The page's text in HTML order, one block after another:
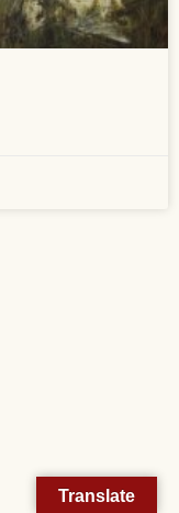
Translate